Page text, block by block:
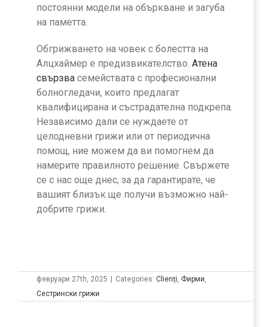
постоянни модели на объркване и загуба
на паметта.
Обгрижването на човек с болестта на
Алцхаймер е предизвикателство. Атена
свързва семействата с професионални
болногледачи, които предлагат
квалифицирана и състрадателна подкрепа.
Независимо дали се нуждаете от
целодневни грижи или от периодична
помощ, ние можем да ви помогнем да
намерите правилното решение. Свържете
се с нас още днес, за да гарантирате, че
вашият близък ще получи възможно най-
добрите грижи.
февруари 27th, 2025 | Categories: Clienți, Фирми,
Сестрински грижи